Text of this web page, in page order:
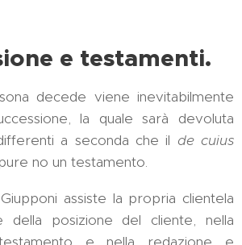
e testamenti.
decede viene inevitabilmente
la quale sarà devoluta
a seconda che il de cuius
no un testamento.
assiste la propria clientela
della posizione del cliente, nella